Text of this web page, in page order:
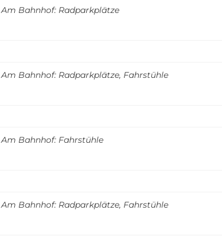
Am Bahnhof: Radparkplätze
Am Bahnhof: Radparkplätze, Fahrstühle
Am Bahnhof: Fahrstühle
Am Bahnhof: Radparkplätze, Fahrstühle